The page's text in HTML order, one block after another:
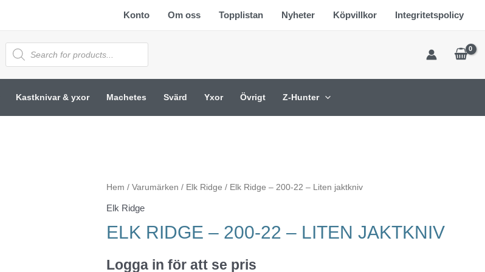
Konto Om oss Topplistan Nyheter Köpvillkor Integritetspolicy
Products
search
Kastknivar & yxor Machetes Svärd Yxor Övrigt Z-Hunter
Hem / Varumärken / Elk Ridge / Elk Ridge – 200-22 – Liten jaktkniv
Elk Ridge
ELK RIDGE – 200-22 – LITEN JAKTKNIV
Logga in för att se pris